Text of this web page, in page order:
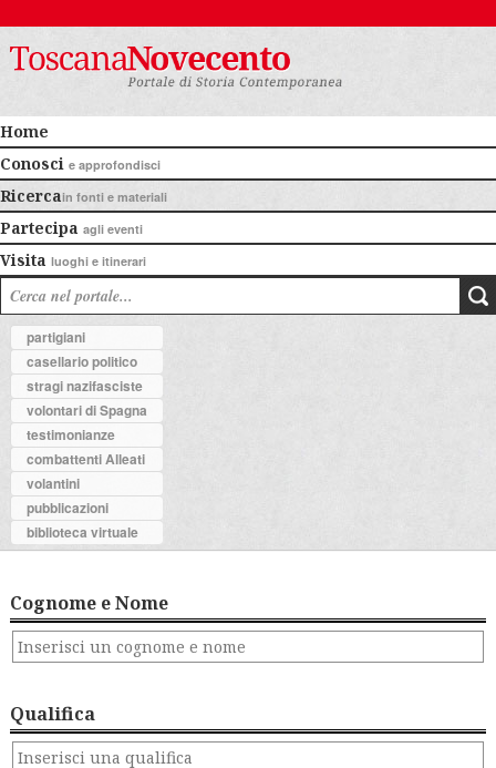
Home
Conosci e approfondisci
Ricercain fonti e materiali
Partecipa agli eventi
Visita luoghi e itinerari
partigiani
casellario politico
stragi nazifasciste
volontari di Spagna
testimonianze
combattenti Alleati
volantini
pubblicazioni
biblioteca virtuale
Cognome e Nome
Qualifica